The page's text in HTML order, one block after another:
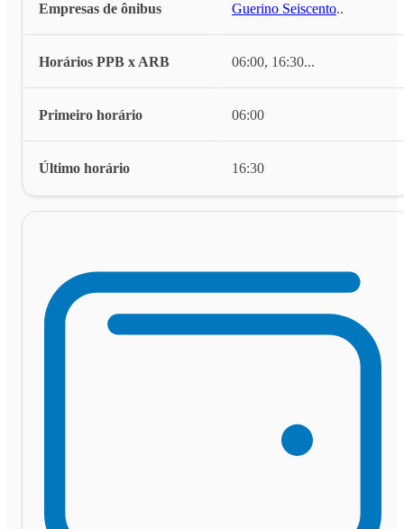
Empresas de ônibus Guerino Seiscento...
Horários PPB x ARB 06:00, 16:30...
Primeiro horário 06:00
Último horário 16:30